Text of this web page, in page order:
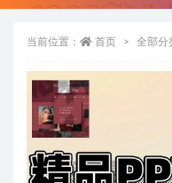
当前位置： 首页 全部分